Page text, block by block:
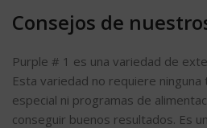
Consejos de
Purple # 1 es una variedad de
Esta variedad no requiere ninguna
especial ni programas de
conseguir buenos resultados. Es